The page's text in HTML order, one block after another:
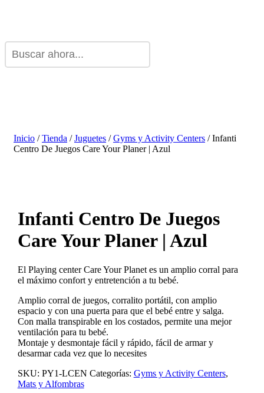
Inicio /Tienda /Juguetes /Gyms y Activity Centers / Infanti
Centro De Juegos Care Your Planer | Azul
Infanti Centro De Juegos
Care Your Planer | Azul
El Playing center Care Your Planet es un amplio corral para
el máximo confort y entretención a tu bebé.
Amplio corral de juegos, corralito portátil, con amplio
espacio y con una puerta para que el bebé entre y salga.
Con malla transpirable en los costados, permite una mejor
ventilación para tu bebé.
Montaje y desmontaje fácil y rápido, fácil de armar y
desarmar cada vez que lo necesites
SKU: PY1-LCEN Categorías: Gyms y Activity Centers,
Mats y Alfombras